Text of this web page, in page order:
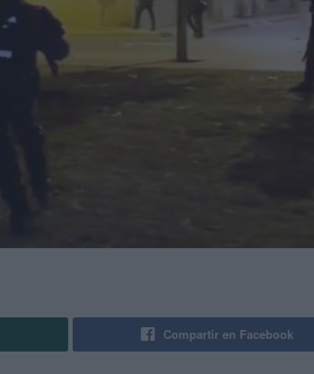
Compartir en Facebook